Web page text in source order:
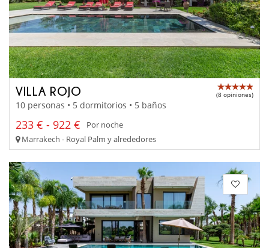
VILLA ROJO (8 opiniones)
10 personas • 5 dormitorios • 5 baños
233 € - 922 €
Por noche
Marrakech - Royal Palm y alrededores